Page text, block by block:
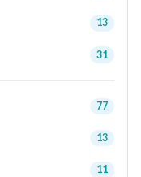
13
31
77
13
11